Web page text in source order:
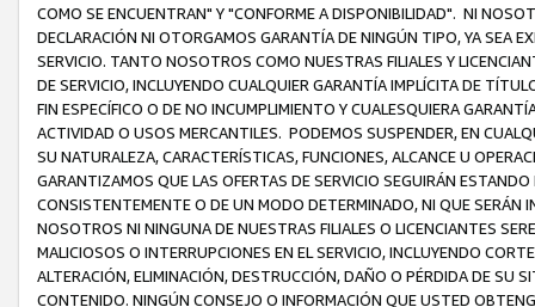
COMO SE ENCUENTRAN" Y "CONFORME A DISPONIBILIDAD". NI
DECLARACIÓN NI OTORGAMOS GARANTÍA DE NINGÚN TIPO, YA SEA
SERVICIO. TANTO NOSOTROS COMO NUESTRAS FILIALES Y
DE SERVICIO, INCLUYENDO CUALQUIER GARANTÍA IMPLÍCITA DE
FIN ESPECÍFICO O DE NO INCUMPLIMIENTO Y CUALESQUIERA
ACTIVIDAD O USOS MERCANTILES. PODEMOS SUSPENDER, EN
SU NATURALEZA, CARACTERÍSTICAS, FUNCIONES, ALCANCE U
GARANTIZAMOS QUE LAS OFERTAS DE SERVICIO SEGUIRÁN
CONSISTENTEMENTE O DE UN MODO DETERMINADO, NI QUE SERÁN
NOSOTROS NI NINGUNA DE NUESTRAS FILIALES O LICENCIANTES
MALICIOSOS O INTERRUPCIONES EN EL SERVICIO, INCLUYENDO
ALTERACIÓN, ELIMINACIÓN, DESTRUCCIÓN, DAÑO O PÉRDIDA DE SU
CONTENIDO. NINGÚN CONSEJO O INFORMACIÓN QUE USTED